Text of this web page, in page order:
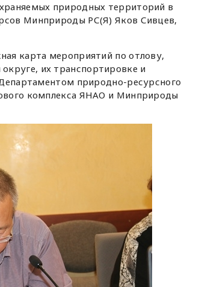
природных территорий в
Минприроды РС(Я) Яков Сивцев,
карта мероприятий по отлову,
их транспортировке и
природно-ресурсного
комплекса ЯНАО и Минприроды